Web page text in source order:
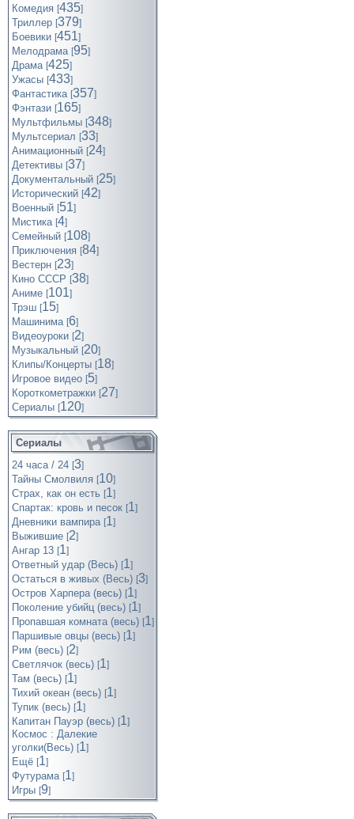
Комедия [435]
Триллер [379]
Боевики [451]
Мелодрама [95]
Драма [425]
Ужасы [433]
Фантастика [357]
Фэнтази [165]
Мультфильмы [348]
Мультсериал [33]
Анимационный [24]
Детективы [37]
Документальный [25]
Исторический [42]
Военный [51]
Мистика [4]
Семейный [108]
Приключения [84]
Вестерн [23]
Кино СССР [38]
Аниме [101]
Трэш [15]
Машинима [6]
Видеоуроки [2]
Музыкальный [20]
Клипы/Концерты [18]
Игровое видео [5]
Короткометражки [27]
Cериалы [120]
Сериалы
24 часа / 24 [3]
Тайны Смолвиля [10]
Страх, как он есть [1]
Спартак: кровь и песок [1]
Дневники вампира [1]
Выжившие [2]
Ангар 13 [1]
Ответный удар (Весь) [1]
Остаться в живых (Весь) [3]
Остров Харпера (весь) [1]
Поколение убийц (весь) [1]
Пропавшая комната (весь) [1]
Паршивые овцы (весь) [1]
Рим (весь) [2]
Светлячок (весь) [1]
Там (весь) [1]
Тихий океан (весь) [1]
Тупик (весь) [1]
Капитан Пауэр (весь) [1]
Космос : Далекие
уголки(Весь) [1]
Ещё [1]
Футурама [1]
Игры [9]